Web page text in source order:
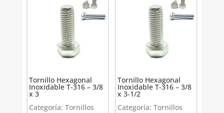
Tornillo Hexagonal
Inoxidable T-316 – 3/8
x 3
Categoría: Tornillos
Tornillo Hexagonal
Inoxidable T-316 – 3/8
x 3-1/2
Categoría: Tornillos